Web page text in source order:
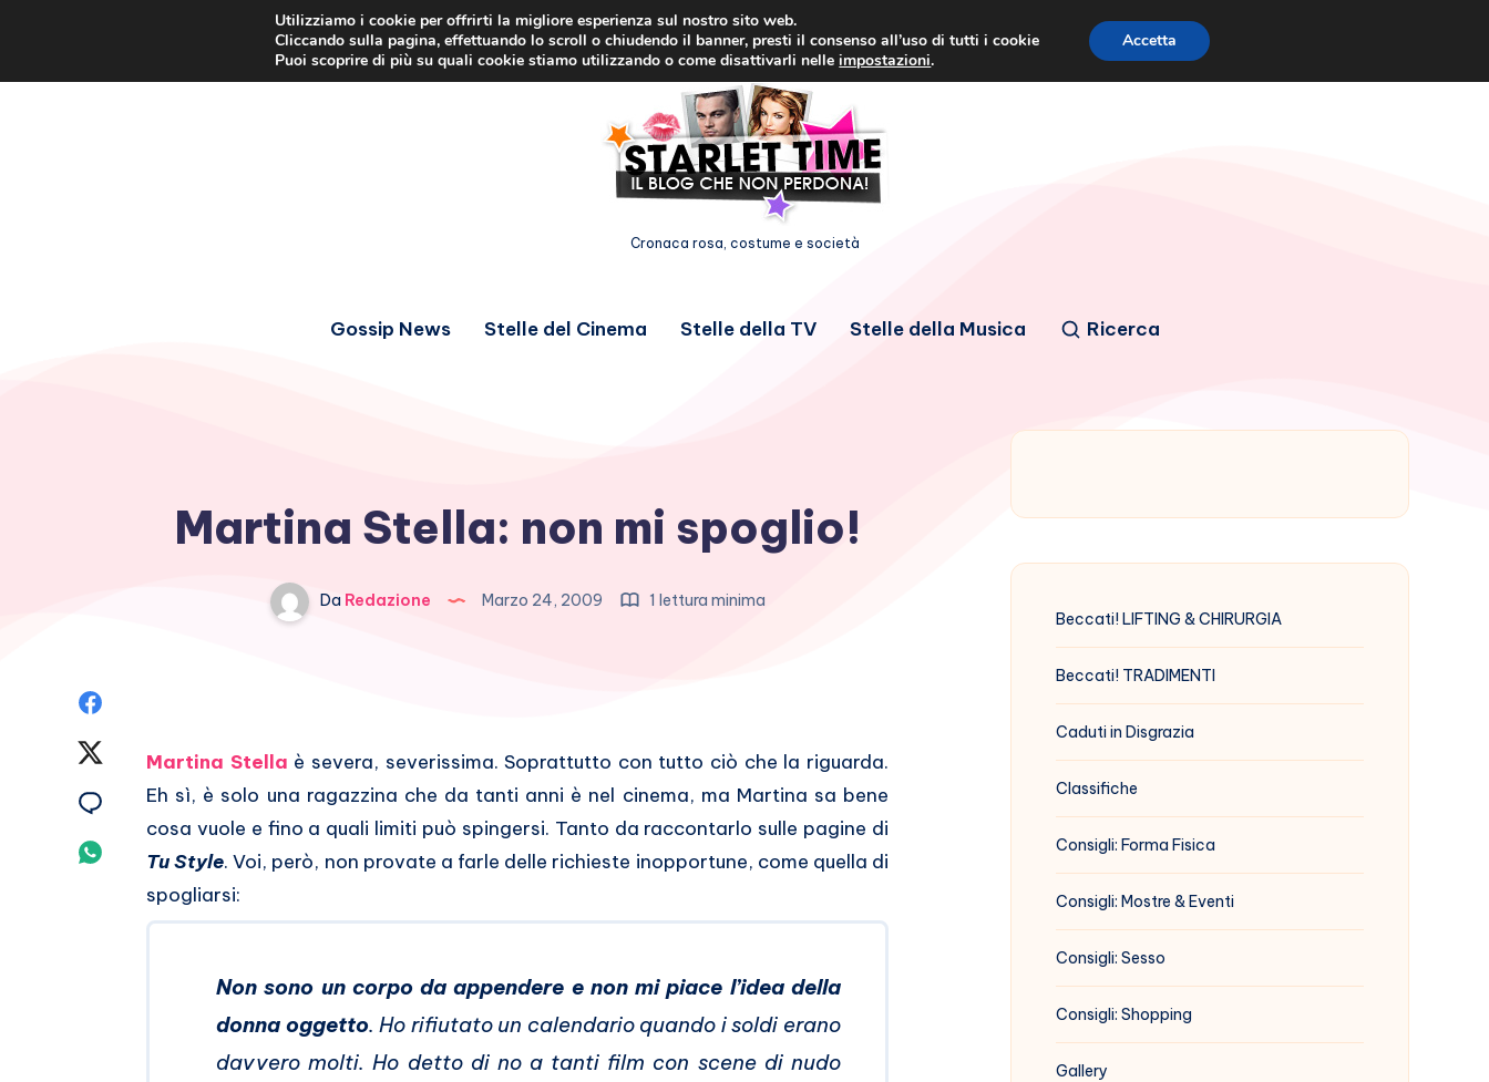
Cronaca rosa, costume e società
Gossip News Stelle del Cinema Stelle della TV Stelle della Musica Ricerca
Martina Stella: non mi spoglio!
Da Redazione Marzo 24, 2009 1 lettura minima
Facebook
Condividi
Twitter
Condividi
Email
Condividi
Martina Stella è severa, severissima. Soprattutto con tutto ciò che la riguarda.
Eh sì, è solo una ragazzina che da tanti anni è nel cinema, ma Martina sa bene
cosa vuole e fino a quali limiti può spingersi. Tanto da raccontarlo sulle pagine di
Tu Style. Voi, però, non provate a farle delle richieste inopportune, come quella di
spogliarsi:
Non sono un corpo da appendere e non mi piace l’idea della
donna oggetto. Ho rifiutato un calendario quando i soldi erano
davvero molti. Ho detto di no a tanti film con scene di nudo
Beccati! LIFTING & CHIRURGIA
Beccati! TRADIMENTI
Caduti in Disgrazia
Classifiche
Consigli: Forma Fisica
Consigli: Mostre & Eventi
Consigli: Sesso
Consigli: Shopping
Gallery
Utilizziamo i cookie per offrirti la migliore esperienza sul nostro sito web.
Cliccando sulla pagina, effettuando lo scroll o chiudendo il banner, presti il consenso all’uso di tutti i cookie
Puoi scoprire di più su quali cookie stiamo utilizzando o come disattivarli nelleimpostazioni.
Accetta